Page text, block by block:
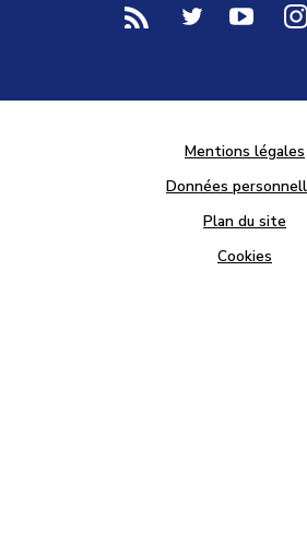
voir notre page rss
voir notre
voir
Mentions légales
Données
Plan du site
Cookies